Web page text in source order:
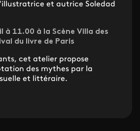
et autrice Soledad
à 11.00 à la Scène Villa des
du livre de Paris
cet atelier propose
des mythes par la
et littéraire.